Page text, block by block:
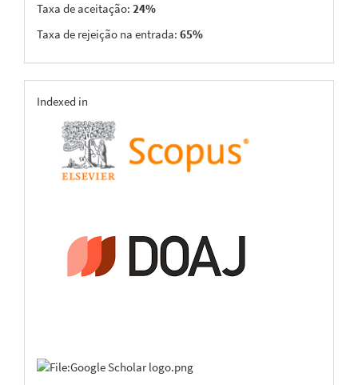
Taxa de aceitação: 24%
Taxa de rejeição na entrada: 65%
indexing
Indexed in